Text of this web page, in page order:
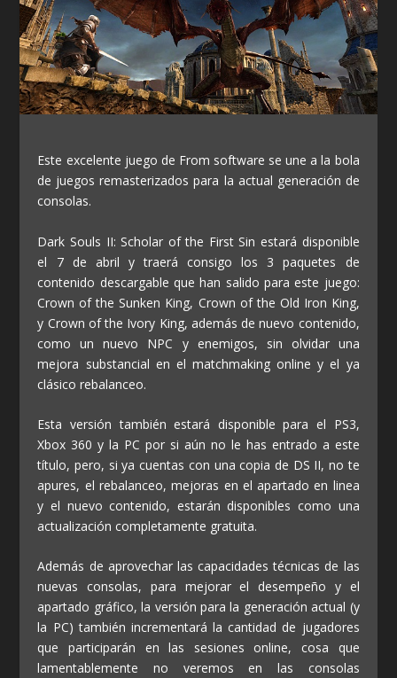
Este excelente juego de From software se une a la bola
de juegos remasterizados para la actual generación de
consolas.
Dark Souls II: Scholar of the First Sin estará disponible
el 7 de abril y traerá consigo los 3 paquetes de
contenido descargable que han salido para este juego:
Crown of the Sunken King, Crown of the Old Iron King,
y Crown of the Ivory King, además de nuevo contenido,
como un nuevo NPC y enemigos, sin olvidar una
mejora substancial en el matchmaking online y el ya
clásico rebalanceo.
Esta versión también estará disponible para el PS3,
Xbox 360 y la PC por si aún no le has entrado a este
título, pero, si ya cuentas con una copia de DS II, no te
apures, el rebalanceo, mejoras en el apartado en linea
y el nuevo contenido, estarán disponibles como una
actualización completamente gratuita.
Además de aprovechar las capacidades técnicas de las
nuevas consolas, para mejorar el desempeño y el
apartado gráfico, la versión para la generación actual (y
la PC) también incrementará la cantidad de jugadores
que participarán en las sesiones online, cosa que
lamentablemente no veremos en las consolas